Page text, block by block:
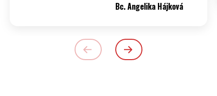
Bc. Angelika Hájková